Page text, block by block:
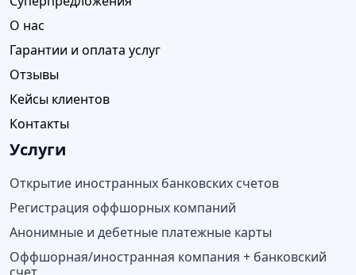
О нас
Гарантии и оплата услуг
Отзывы
Кейсы клиентов
Контакты
Услуги
Открытие иностранных банковских счетов
Регистрация оффшорных компаний
Анонимные и дебетные платежные карты
Оффшорная/иностранная компания + банковский